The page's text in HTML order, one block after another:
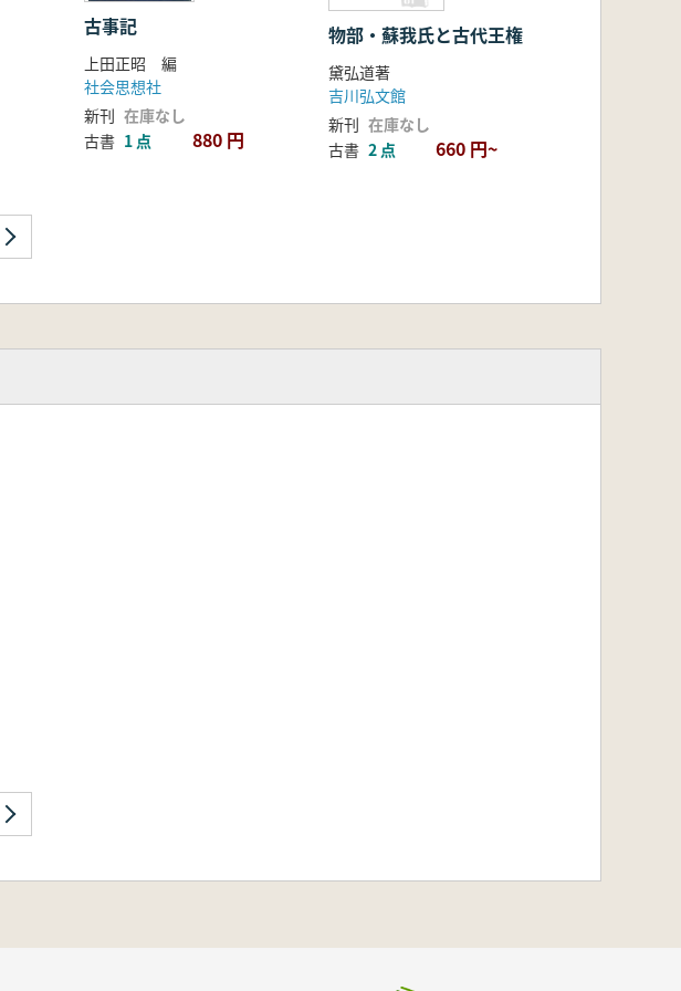
古事記
上田正昭 編
社会思想社
新刊 在庫なし
古書 1 点 880 円
物部・蘇我氏と古代王権
黛弘道著
吉川弘文館
新刊 在庫なし
古書 2 点 660 円~